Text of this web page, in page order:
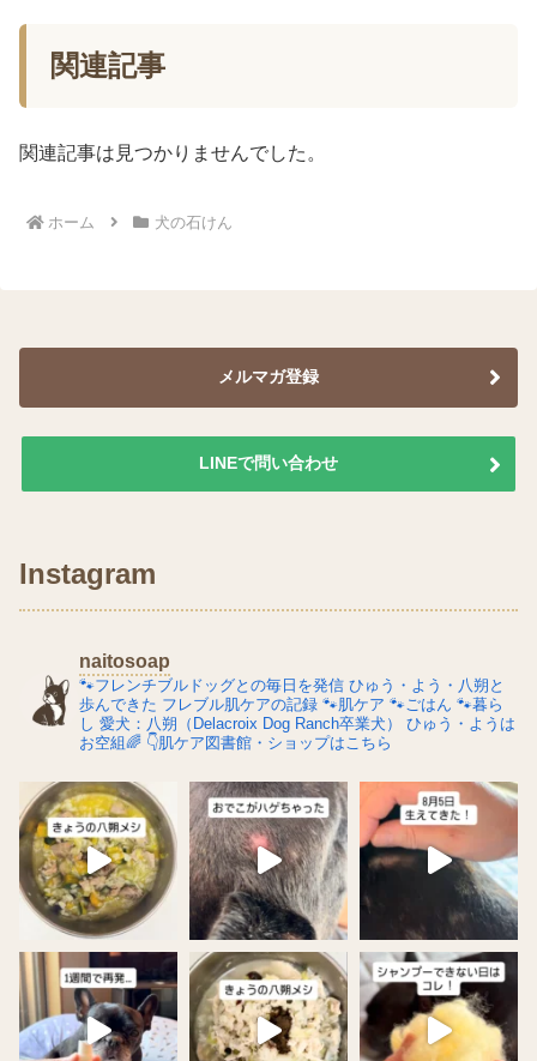
関連記事
関連記事は見つかりませんでした。
ホーム 犬の石けん
メルマガ登録
LINEで問い合わせ
Instagram
naitosoap
🐾フレンチブルドッグとの毎日を発信 ひゅう・よう・八朔と
歩んできた フレブル肌ケアの記録 🐾肌ケア 🐾ごはん 🐾暮ら
し 愛犬：八朔（Delacroix Dog Ranch卒業犬）
ひゅう・ようは
お空組🌈 👇肌ケア図書館・ショップはこちら